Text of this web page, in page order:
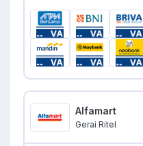
Alfamart
Gerai Ritel